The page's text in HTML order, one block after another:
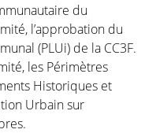
du
l’approbation du
(PLUi) de la CC3F.
les Périmètres
Historiques et
Urbain sur